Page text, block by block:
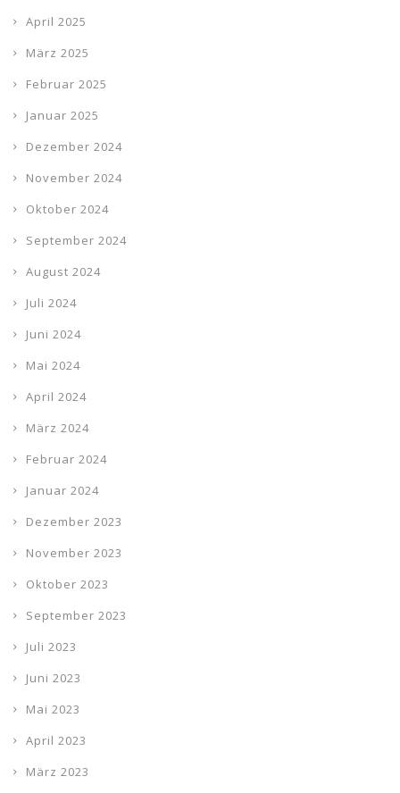
April 2025
März 2025
Februar 2025
Januar 2025
Dezember 2024
November 2024
Oktober 2024
September 2024
August 2024
Juli 2024
Juni 2024
Mai 2024
April 2024
März 2024
Februar 2024
Januar 2024
Dezember 2023
November 2023
Oktober 2023
September 2023
Juli 2023
Juni 2023
Mai 2023
April 2023
März 2023